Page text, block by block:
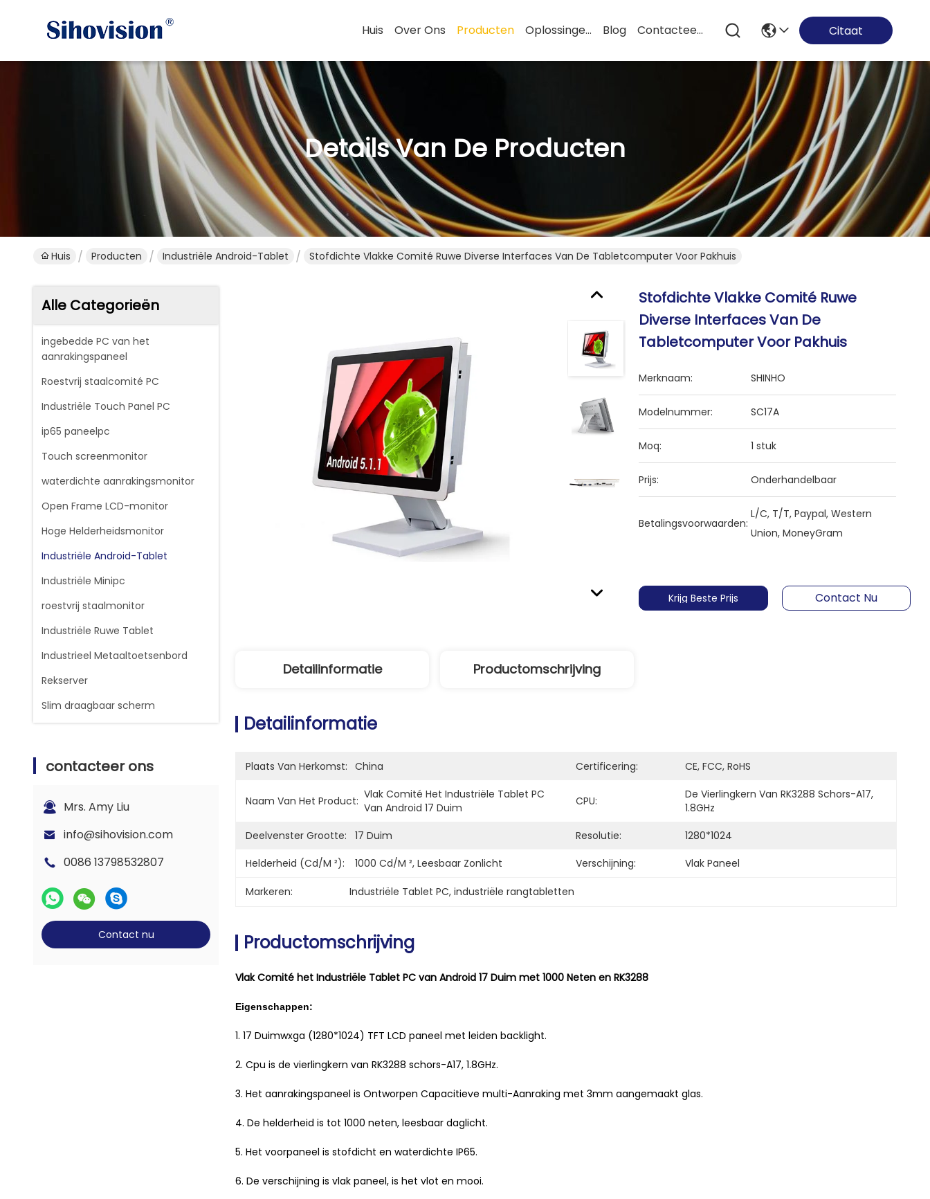
Huis Over Ons Producten Oplossingen Blog Contacteer Ons Citaat
Details Van De Producten
Huis Producten Industriële Android-Tablet Stofdichte Vlakke Comité Ruwe Diverse Interfaces Van De Tabletcomputer Voor Pakhuis
Alle Categorieën
ingebedde PC van het
aanrakingspaneel
Roestvrij staalcomité PC
Industriële Touch Panel PC
ip65 paneelpc
Touch screenmonitor
waterdichte aanrakingsmonitor
Open Frame LCD-monitor
Hoge Helderheidsmonitor
Industriële Android-Tablet
Industriële Minipc
roestvrij staalmonitor
Industriële Ruwe Tablet
Industrieel Metaaltoetsenbord
Rekserver
Slim draagbaar scherm
contacteer ons
Mrs. Amy Liu
info@sihovision.com
0086 13798532807
Contact nu
Stofdichte Vlakke Comité Ruwe
Diverse Interfaces Van De
Tabletcomputer Voor Pakhuis
Merknaam: SHINHO
Modelnummer: SC17A
Moq: 1 stuk
Prijs: Onderhandelbaar
Betalingsvoorwaarden:
L/C, T/T, Paypal, Western
Union, MoneyGram
Krijg Beste Prijs Contact Nu
Detailinformatie Productomschrijving
Detailinformatie
Plaats Van Herkomst: China Certificering: CE, FCC, RoHS
Naam Van Het Product: Vlak Comité Het Industriële Tablet PC
Van Android 17 Duim
CPU:
De Vierlingkern Van RK3288 Schors-A17,
1.8GHz
Deelvenster Grootte:
17 Duim Resolutie:
1280*1024
Helderheid (cd/m ²):
1000 Cd/m ², Leesbaar Zonlicht Verschijning: Vlak Paneel
Markeren: Industriële Tablet PC, industriële rangtabletten
Productomschrijving
Vlak Comité het Industriële Tablet PC van Android 17 Duim met 1000 Neten en RK3288
Eigenschappen:
1. 17 Duimwxga (1280*1024) TFT LCD paneel met leiden backlight.
2. Cpu is de vierlingkern van RK3288 schors-A17, 1.8GHz.
3. Het aanrakingspaneel is Ontworpen Capacitieve multi-Aanraking met 3mm aangemaakt glas.
4. De helderheid is tot 1000 neten, leesbaar daglicht.
5. Het voorpaneel is stofdicht en waterdichte IP65.
6. De verschijning is vlak paneel, is het vlot en mooi.